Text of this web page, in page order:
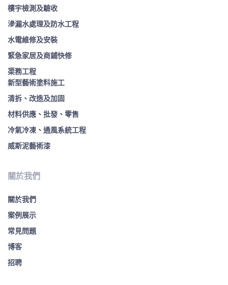
樓宇檢測及驗收
滲漏水處理及防水工程
水電維修及安裝
緊急家居及商鋪快修
渠務工程
新型藝術塗料施工
清拆、改造及加固
材料供應、批發、零售
冷氣冷凍、通風系統工程
威斯泥藝術漆
關於我們
關於我們
案例展示
常見問題
博客
招聘